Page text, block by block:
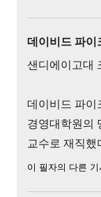
데이비드 파이
샌디에이고대
데이비드 파이
경영대학원의
교수로 재직했
이 필자의 다른 기